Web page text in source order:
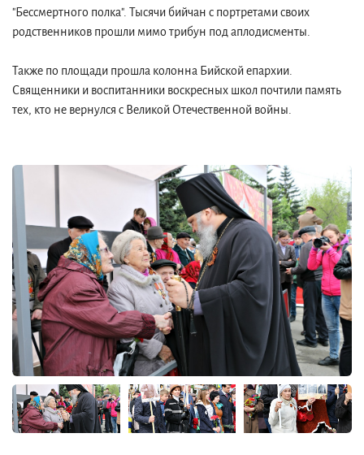
"Бессмертного полка". Тысячи бийчан с портретами своих
родственников прошли мимо трибун под аплодисменты.
Также по площади прошла колонна Бийской епархии.
Священники и воспитанники воскресных школ почтили память
тех, кто не вернулся с Великой Отечественной войны.